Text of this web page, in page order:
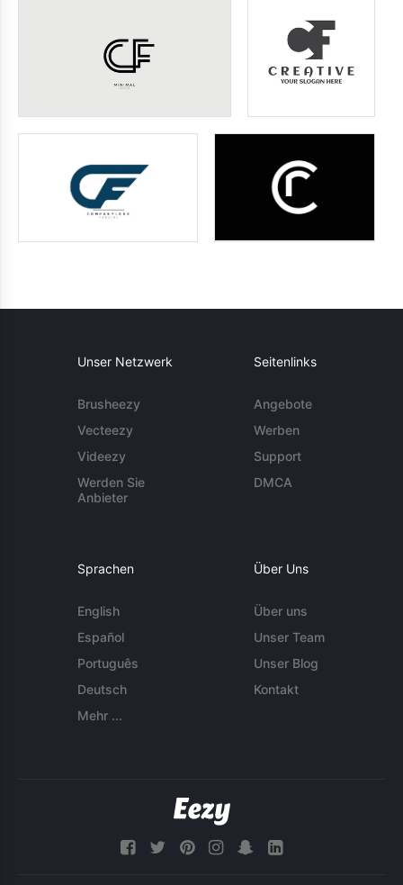
Unser Netzwerk
Brusheezy
Vecteezy
Videezy
Werden Sie
Anbieter
Seitenlinks
Angebote
Werben
Support
DMCA
Sprachen
English
Español
Português
Deutsch
Mehr ...
Über Uns
Über uns
Unser Team
Unser Blog
Kontakt